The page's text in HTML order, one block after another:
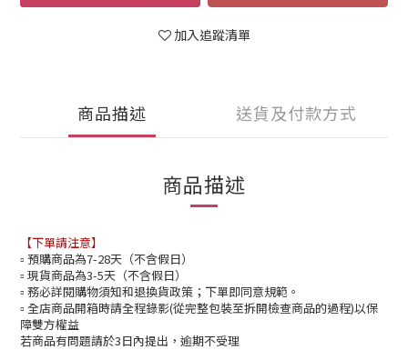
加入追蹤清單
商品描述 送貨及付款方式
商品描述
【下單請注意】
▫️ 預購商品為7-28天（不含假日）
▫️ 現貨商品為3-5天（不含假日）
▫️ 務必詳閱購物須知和退換貨政策；下單即同意規範。
▫️ 全店商品開箱時請全程錄影(從完整包裝至拆開檢查商品的過程)以保
障雙方權益
若商品有問題請於3日內提出，逾期不受理